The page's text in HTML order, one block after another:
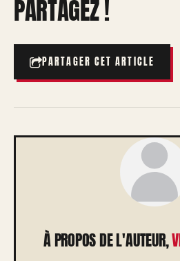
PARTAGEZ !
PARTAGER CET ARTICLE
À PROPOS DE L'AUTEUR,